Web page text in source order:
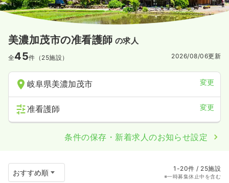
美濃加茂市の准看護師 の求人
全45件（25施設） 2026/08/06更新
岐阜県美濃加茂市 変更
准看護師 変更
条件の保存・新着求人のお知らせ設定
1-20件 / 25施設
※一時募集休止中を含む